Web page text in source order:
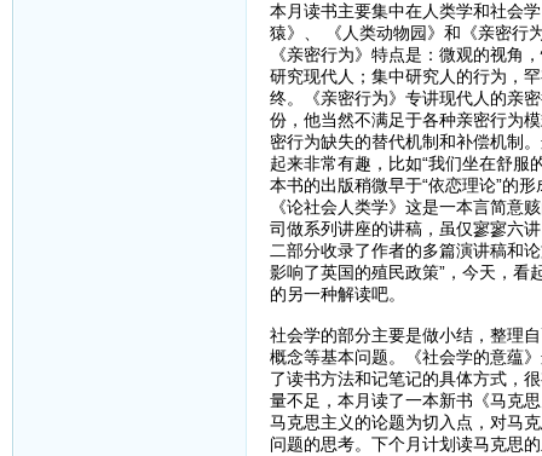
本月读书主要集中在人类学和社会
猿》、 《人类动物园》和《亲密行
《亲密行为》特点是：微观的视角
研究现代人；集中研究人的行为，
终。《亲密行为》专讲现代人的亲
份，他当然不满足于各种亲密行为
密行为缺失的替代机制和补偿机制
起来非常有趣，比如“我们坐在舒服
本书的出版稍微早于“依恋理论”的
《论社会人类学》这是一本言简意
司做系列讲座的讲稿，虽仅寥寥六
二部分收录了作者的多篇演讲稿和
影响了英国的殖民政策”，今天，看
的另一种解读吧。
社会学的部分主要是做小结，整理
概念等基本问题。《社会学的意蕴
了读书方法和记笔记的具体方式，
量不足，本月读了一本新书《马克
马克思主义的论题为切入点，对马
问题的思考。下个月计划读马克思